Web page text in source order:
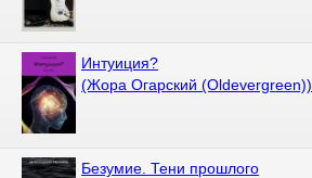
Интуиция?
(Жора Огарский (Oldevergreen))
Безумие. Тени прошлого